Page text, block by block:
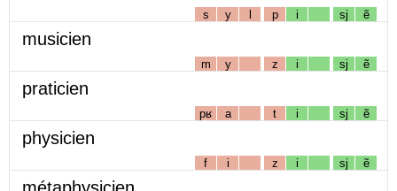
s y l p i sj ẽ
musicien
m y z i sj ẽ
praticien
pʁ a t i sj ẽ
physicien
f i z i sj ẽ
métaphysicien